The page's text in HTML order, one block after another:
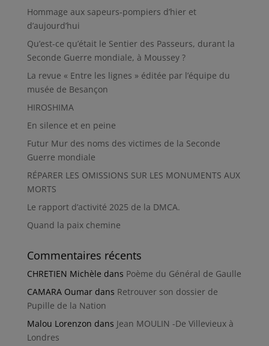
Hommage aux sapeurs-pompiers d’hier et
d’aujourd’hui
Qu’est-ce qu’était le Sentier des Passeurs, durant la
Seconde Guerre mondiale, à Moussey ?
La revue « Entre les lignes » éditée par l’équipe du
musée de Besançon
HIROSHIMA
En silence et en peine
Futur Mur des noms des victimes de la Seconde
Guerre mondiale
RÉPARER LES OMISSIONS SUR LES MONUMENTS AUX
MORTS
Le rapport d’activité 2025 de la DMCA.
Quand la paix chemine
Commentaires récents
CHRETIEN Michèle dans Poème du Général de Gaulle
CAMARA Oumardans Retrouver son dossier de
Pupille de la Nation
Malou Lorenzon dans Jean MOULIN -De Villevieux à
Londres